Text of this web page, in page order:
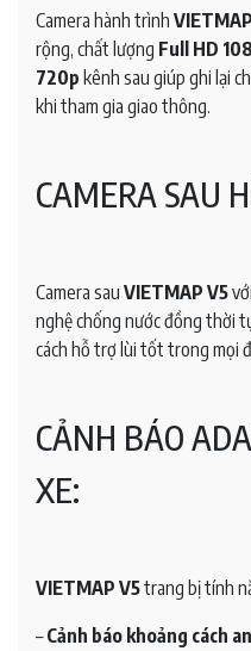
Camera hành trình
rộng, chất lượng Full HD
720p kênh sau giúp ghi lại
khi tham gia giao thông.
CAMERA SAU
Camera sau VIETMAP V5
nghệ chống nước đồng thời
cách hỗ trợ lùi tốt trong mọi
CẢNH BÁO
XE:
VIETMAP V5trang bị tính
–Cảnh báo khoảng cách